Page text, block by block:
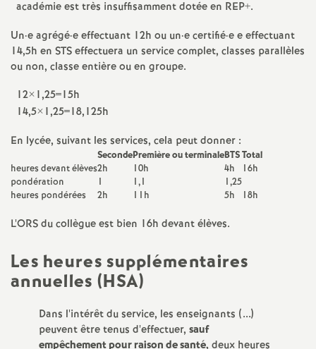
n
d
e
g
r
é
r
académie est très insuffisamment dotée en REP+.
Un·e agrégé·e effectuant 12h ou un·e certifié·e e effectuant
14,5h en STS effectuera un service complet, classes parallèles
ou non, classe entière ou en groupe.
12×1,25=15h
14,5×1,25=18,125h
En lycée, suivant les services, cela peut donner :
SecondePremière ou terminaleBTSTotal
heures devant élèves2h 10h 4h
16h
pondération
1 1,1
1,25
heures pondérées
2h 11h 5h 18h
L'ORS du collègue est bien 16h devant élèves.
Les heures supplémentaires
annuelles (HSA)
Dans l'intérêt du service, les enseignants (...)
peuvent être tenus d'effectuer, sauf
empêchement pour raison de santé,deux heures